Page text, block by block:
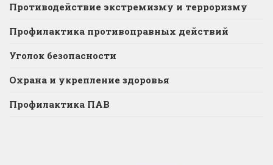
Противодействие экстремизму и терроризму
Профилактика противоправных действий
Уголок безопасности
Охрана и укрепление здоровья
Профилактика ПАВ